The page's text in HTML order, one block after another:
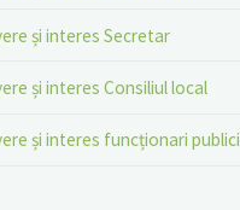
și interes Secretar
și interes Consiliul local
și interes funcționari publici